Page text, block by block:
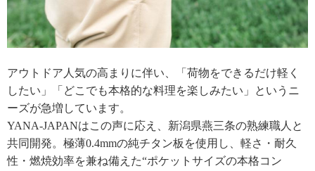
アウトドア人気の高まりに伴い、「荷物をできるだけ軽く
したい」「どこでも本格的な料理を楽しみたい」というニ
ーズが急増しています。
YANA-JAPANはこの声に応え、新潟県燕三条の熟練職人と
共同開発。極薄0.4mmの純チタン板を使用し、軽さ・耐久
性・燃焼効率を兼ね備えた“ポケットサイズの本格コン